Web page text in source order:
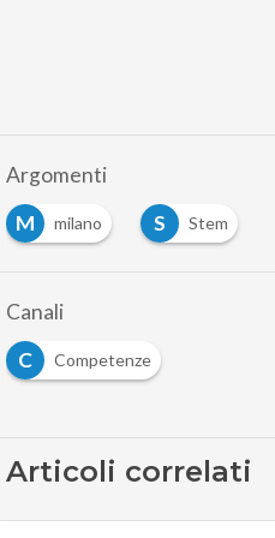
Argomenti
M
milano S Stem
Canali
C
Competenze
Articoli correlati